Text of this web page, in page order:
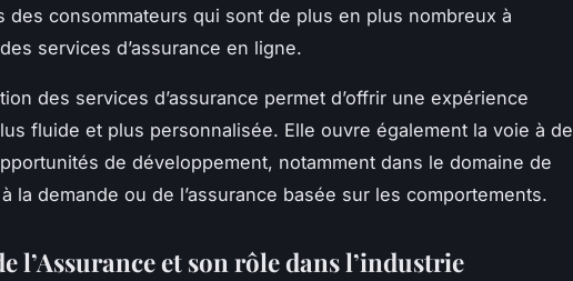
des consommateurs qui sont de plus en plus nombreux à
services d’assurance en ligne.
des services d’assurance permet d’offrir une expérience
fluide et plus personnalisée. Elle ouvre également la voie à de
de développement, notamment dans le domaine de
à la demande ou de l’assurance basée sur les comportements.
l’Assurance et son rôle dans l’industrie